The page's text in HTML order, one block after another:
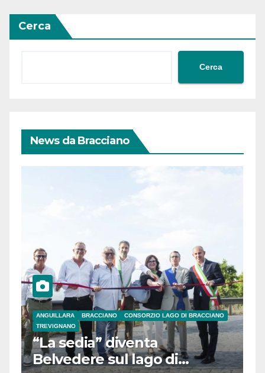
Cerca
Cerca
News da Bracciano
ANGUILLARA BRACCIANO
CONSORZIO LAGO DI BRACCIANO
TREVIGNANO
“La sedia” diventa
Belvedere sul lago di